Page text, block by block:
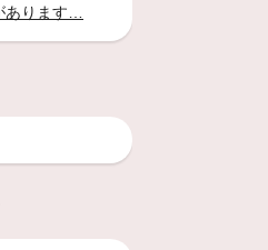
あります…